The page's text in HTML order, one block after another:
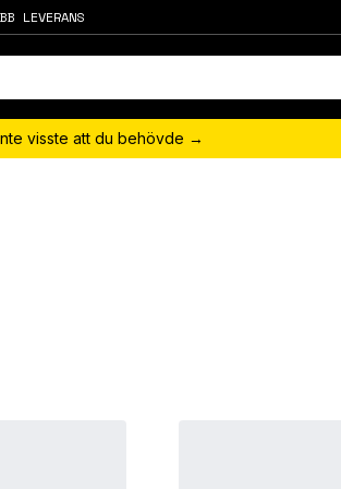
LEVERANS
visste att du behövde →